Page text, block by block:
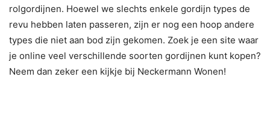
rolgordijnen. Hoewel we slechts enkele gordijn types de
revu hebben laten passeren, zijn er nog een hoop andere
types die niet aan bod zijn gekomen. Zoek je een site waar
je online veel verschillende soorten gordijnen kunt kopen?
Neem dan zeker een kijkje bij Neckermann Wonen!